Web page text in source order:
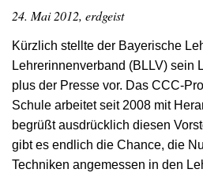
24. Mai 2012, erdgeist
Kürzlich stellte der Bayerische
Lehrerinnenverband (BLLV) sein
plus der Presse vor. Das CCC-
Schule arbeitet seit 2008 mit
begrüßt ausdrücklich diesen
gibt es endlich die Chance, die
Techniken angemessen in den